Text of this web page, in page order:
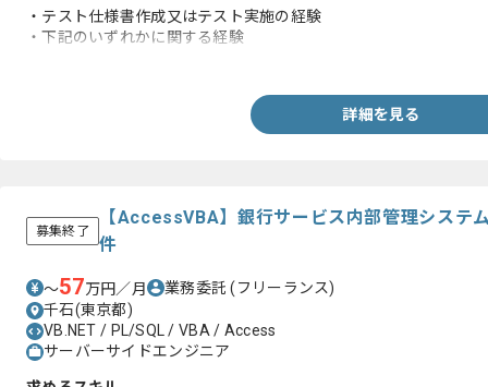
・テスト仕様書作成又はテスト実施の経験
・下記のいずれかに関する経験
詳細を見る
募集終了
【AccessVBA】銀行サービス内部管理システ
件
〜57万円／月 業務委託(フリーランス)
千石(東京都)
VB.NET / PL/SQL / VBA / Access
サーバーサイドエンジニア